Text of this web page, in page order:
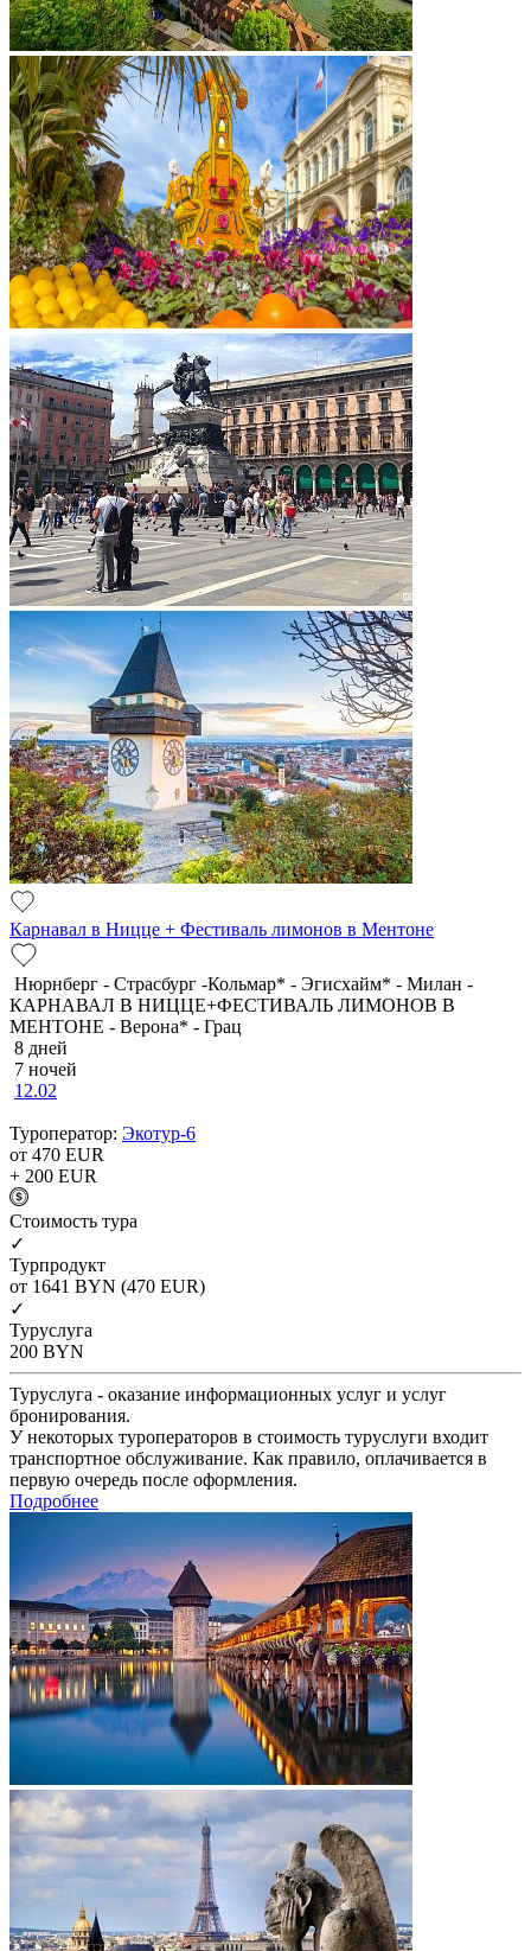
Карнавал в Ницце + Фестиваль лимонов в Ментоне
Нюрнберг - Страсбург -Кольмар* - Эгисхайм* - Милан -
КАРНАВАЛ В НИЦЦЕ+ФЕСТИВАЛЬ ЛИМОНОВ В
МЕНТОНЕ - Верона* - Грац
8 дней
7 ночей
12.02
Туроператор: Экотур-6
от 470 EUR
+ 200 EUR
Cтоимость тура
✓
Турпродукт
от 1641 BYN (470 EUR)
✓
Туруслуга
200 BYN
Туруслуга - оказание информационных услуг и услуг
бронирования.
У некоторых туроператоров в стоимость туруслуги входит
транспортное обслуживание. Как правило, оплачивается в
первую очередь после оформления.
Подробнее